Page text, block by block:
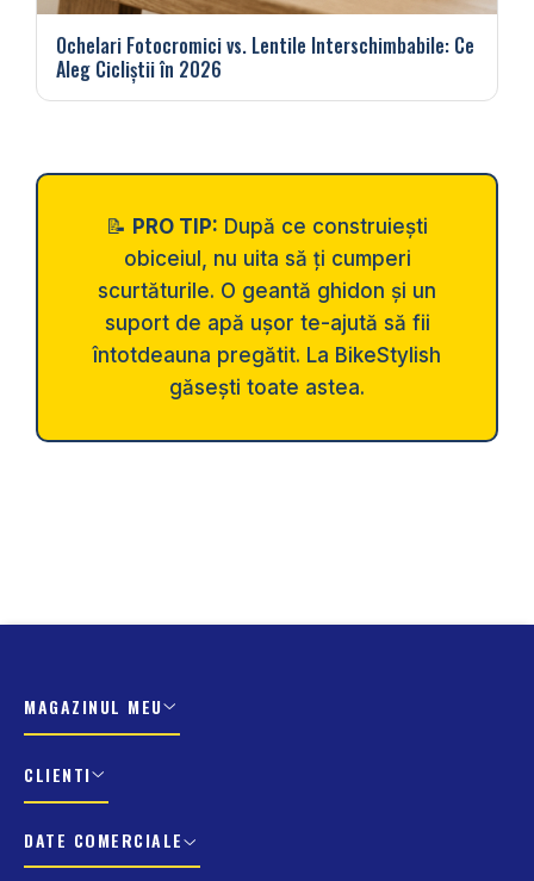
Ochelari Fotocromici vs. Lentile Interschimbabile: Ce
Aleg Cicliștii în 2026
📝 PRO TIP: După ce construiești
obiceiul, nu uita să ți cumperi
scurtăturile. O geantă ghidon și un
suport de apă ușor te-ajută să fii
întotdeauna pregătit. La BikeStylish
găsești toate astea.
MAGAZINUL MEU
CLIENTI
DATE COMERCIALE